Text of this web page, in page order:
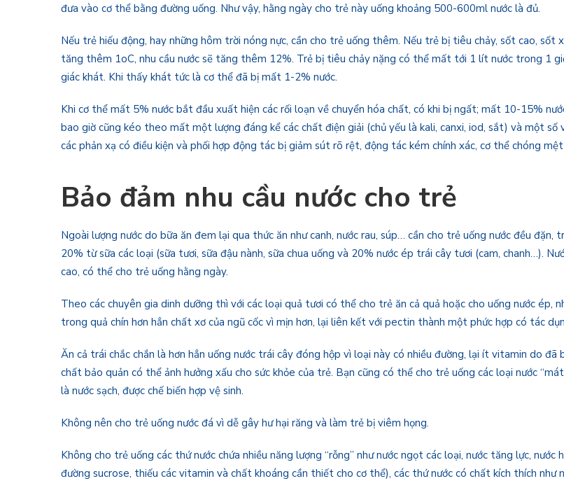
đưa vào cơ thể bằng đường uống. Như vậy, hằng ngày cho trẻ này uống khoảng 500-600ml nước là đủ.
Nếu trẻ hiếu động, hay những hôm trời nóng nực, cần cho trẻ uống thêm. Nếu trẻ bị tiêu chảy, sốt cao,
tăng thêm 1oC, nhu cầu nước sẽ tăng thêm 12%. Trẻ bị tiêu chảy nặng có thể mất tới 1 lít nước trong 1
giác khát. Khi thấy khát tức là cơ thể đã bị mất 1-2% nước.
Khi cơ thể mất 5% nước bắt đầu xuất hiện các rối loạn về chuyển hóa chất, có khi bị ngất; mất 10-15%
bao giờ cũng kéo theo mất một lượng đáng kể các chất điện giải (chủ yếu là kali, canxi, iod, sắt) và một số
các phản xạ có điều kiện và phối hợp động tác bị giảm sút rõ rệt, động tác kém chính xác, cơ thể chóng
Bảo đảm nhu cầu nước cho trẻ
Ngoài lượng nước do bữa ăn đem lại qua thức ăn như canh, nước rau, súp… cần cho trẻ uống nước đều
20% từ sữa các loại (sữa tươi, sữa đậu nành, sữa chua uống và 20% nước ép trái cây tươi (cam, chanh…).
cao, có thể cho trẻ uống hằng ngày.
Theo các chuyên gia dinh dưỡng thì với các loại quả tươi có thể cho trẻ ăn cả quả hoặc cho uống nước
trong quả chín hơn hẳn chất xơ của ngũ cốc vì mịn hơn, lại liên kết với pectin thành một phức hợp có tác
Ăn cả trái chắc chắn là hơn hẳn uống nước trái cây đóng hộp vì loại này có nhiều đường, lại ít vitamin do
chất bảo quản có thể ảnh hưởng xấu cho sức khỏe của trẻ. Bạn cũng có thể cho trẻ uống các loại nước
là nước sạch, được chế biến hợp vệ sinh.
Không nên cho trẻ uống nước đá vì dễ gây hư hại răng và làm trẻ bị viêm họng.
Không cho trẻ uống các thứ nước chứa nhiều năng lượng “rỗng” như nước ngọt các loại, nước tăng lực,
đường sucrose, thiếu các vitamin và chất khoáng cần thiết cho cơ thể), các thứ nước có chất kích thích như